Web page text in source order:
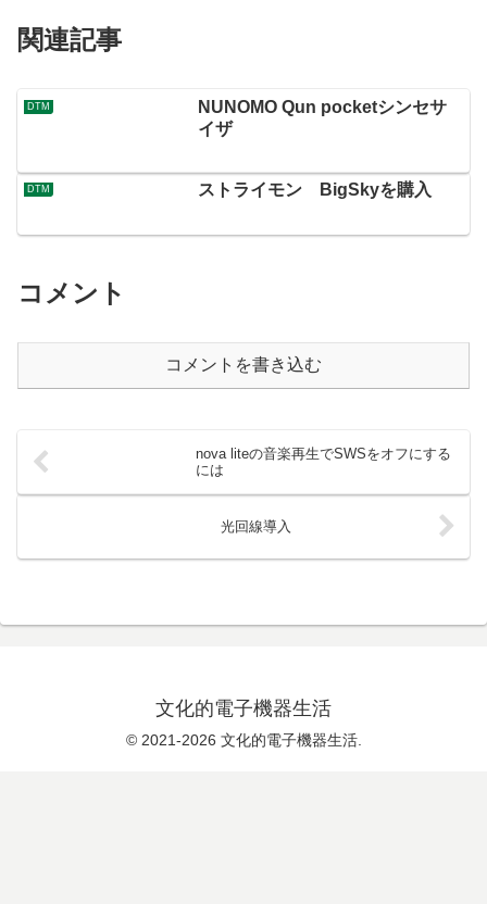
関連記事
DTM
NUNOMO Qun pocketシンセサ
イザ
DTM ストライモン BigSkyを購入
コメント
コメントを書き込む
nova liteの音楽再生でSWSをオフにする
には
光回線導入
文化的電子機器生活
© 2021-2026 文化的電子機器生活.